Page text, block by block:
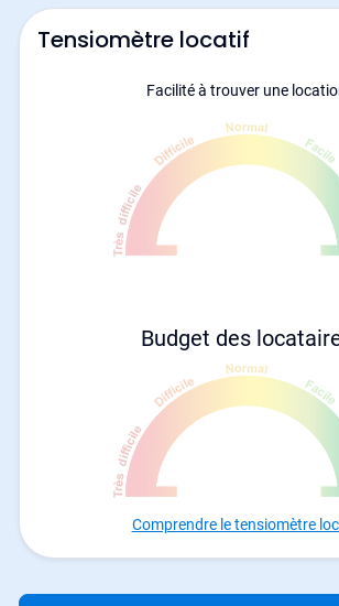
Tensiomètre locatif
Facilité à trouver une
Budget des
Comprendre le tensiomètre